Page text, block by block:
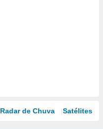
Radar de Chuva Satélites